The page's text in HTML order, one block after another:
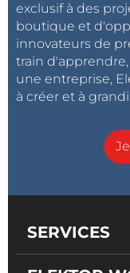
exclusif à des
boutique et
innovateurs de
train
une entreprise,
à créer et à
SERVICES